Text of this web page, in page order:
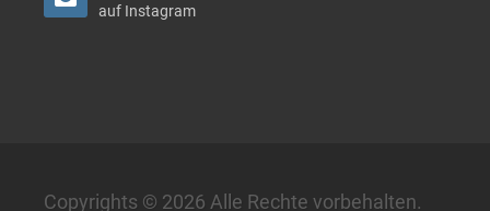
auf Instagram
Copyrights © 2026 Alle Rechte vorbehalten.